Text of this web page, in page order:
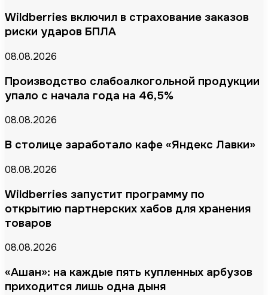
Wildberries включил в страхование заказов
риски ударов БПЛА
08.08.2026
Производство слабоалкогольной продукции
упало с начала года на 46,5%
08.08.2026
В столице заработало кафе «Яндекс Лавки»
08.08.2026
Wildberries запустит программу по
открытию партнерских хабов для хранения
товаров
08.08.2026
«Ашан»: на каждые пять купленных арбузов
приходится лишь одна дыня